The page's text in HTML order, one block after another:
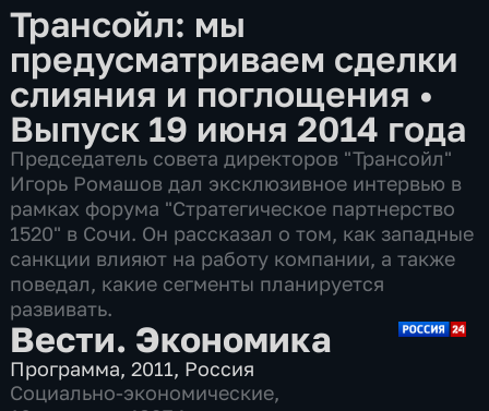
Трансойл: мы
предусматриваем сделки
слияния и поглощения •
Выпуск 19 июня 2014 года
Председатель совета директоров "Трансойл"
Игорь Ромашов дал эксклюзивное интервью в
рамках форума "Стратегическое партнерство
1520" в Сочи. Он рассказал о том, как западные
санкции влияют на работу компании, а также
поведал, какие сегменты планируется
развивать.
Вести. Экономика
Программа,2011, Россия
Социально-экономические,